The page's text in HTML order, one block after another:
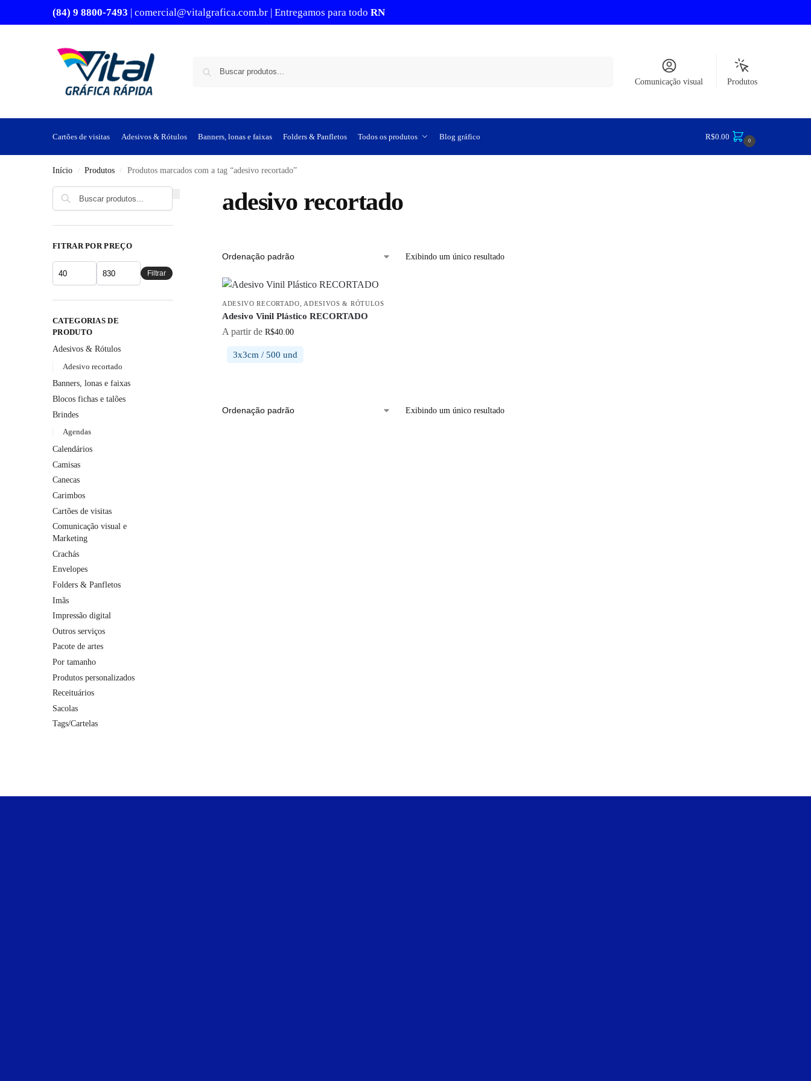
(84) 9 8800-7493 | comercial@vitalgrafica.com.br | Entregamos para todo RN
Comunicação visual Produtos
Cartões de visitas Adesivos & Rótulos Banners, lonas e faixas Folders & Panfletos Todos os produtos Blog gráfico R$0.00 0
Início / Produtos / Produtos marcados com a tag “adesivo recortado”
adesivo recortado
Exibindo um único resultado
ADESIVO RECORTADO ADESIVOS & RÓTULOS
Adesivo Vinil Plástico RECORTADO
A partir de R$40.00
3x3cm / 500 und
Exibindo um único resultado
FITRAR POR PREÇO
Filtrar
CATEGORIAS DE
PRODUTO
Adesivos & Rótulos
Adesivo recortado
Banners, lonas e faixas
Blocos fichas e talões
Brindes
Agendas
Calendários
Camisas
Canecas
Carimbos
Cartões de visitas
Comunicação visual e
Marketing
Crachás
Envelopes
Folders & Panfletos
Imãs
Impressão digital
Outros serviços
Pacote de artes
Por tamanho
Produtos personalizados
Receituários
Sacolas
Tags/Cartelas